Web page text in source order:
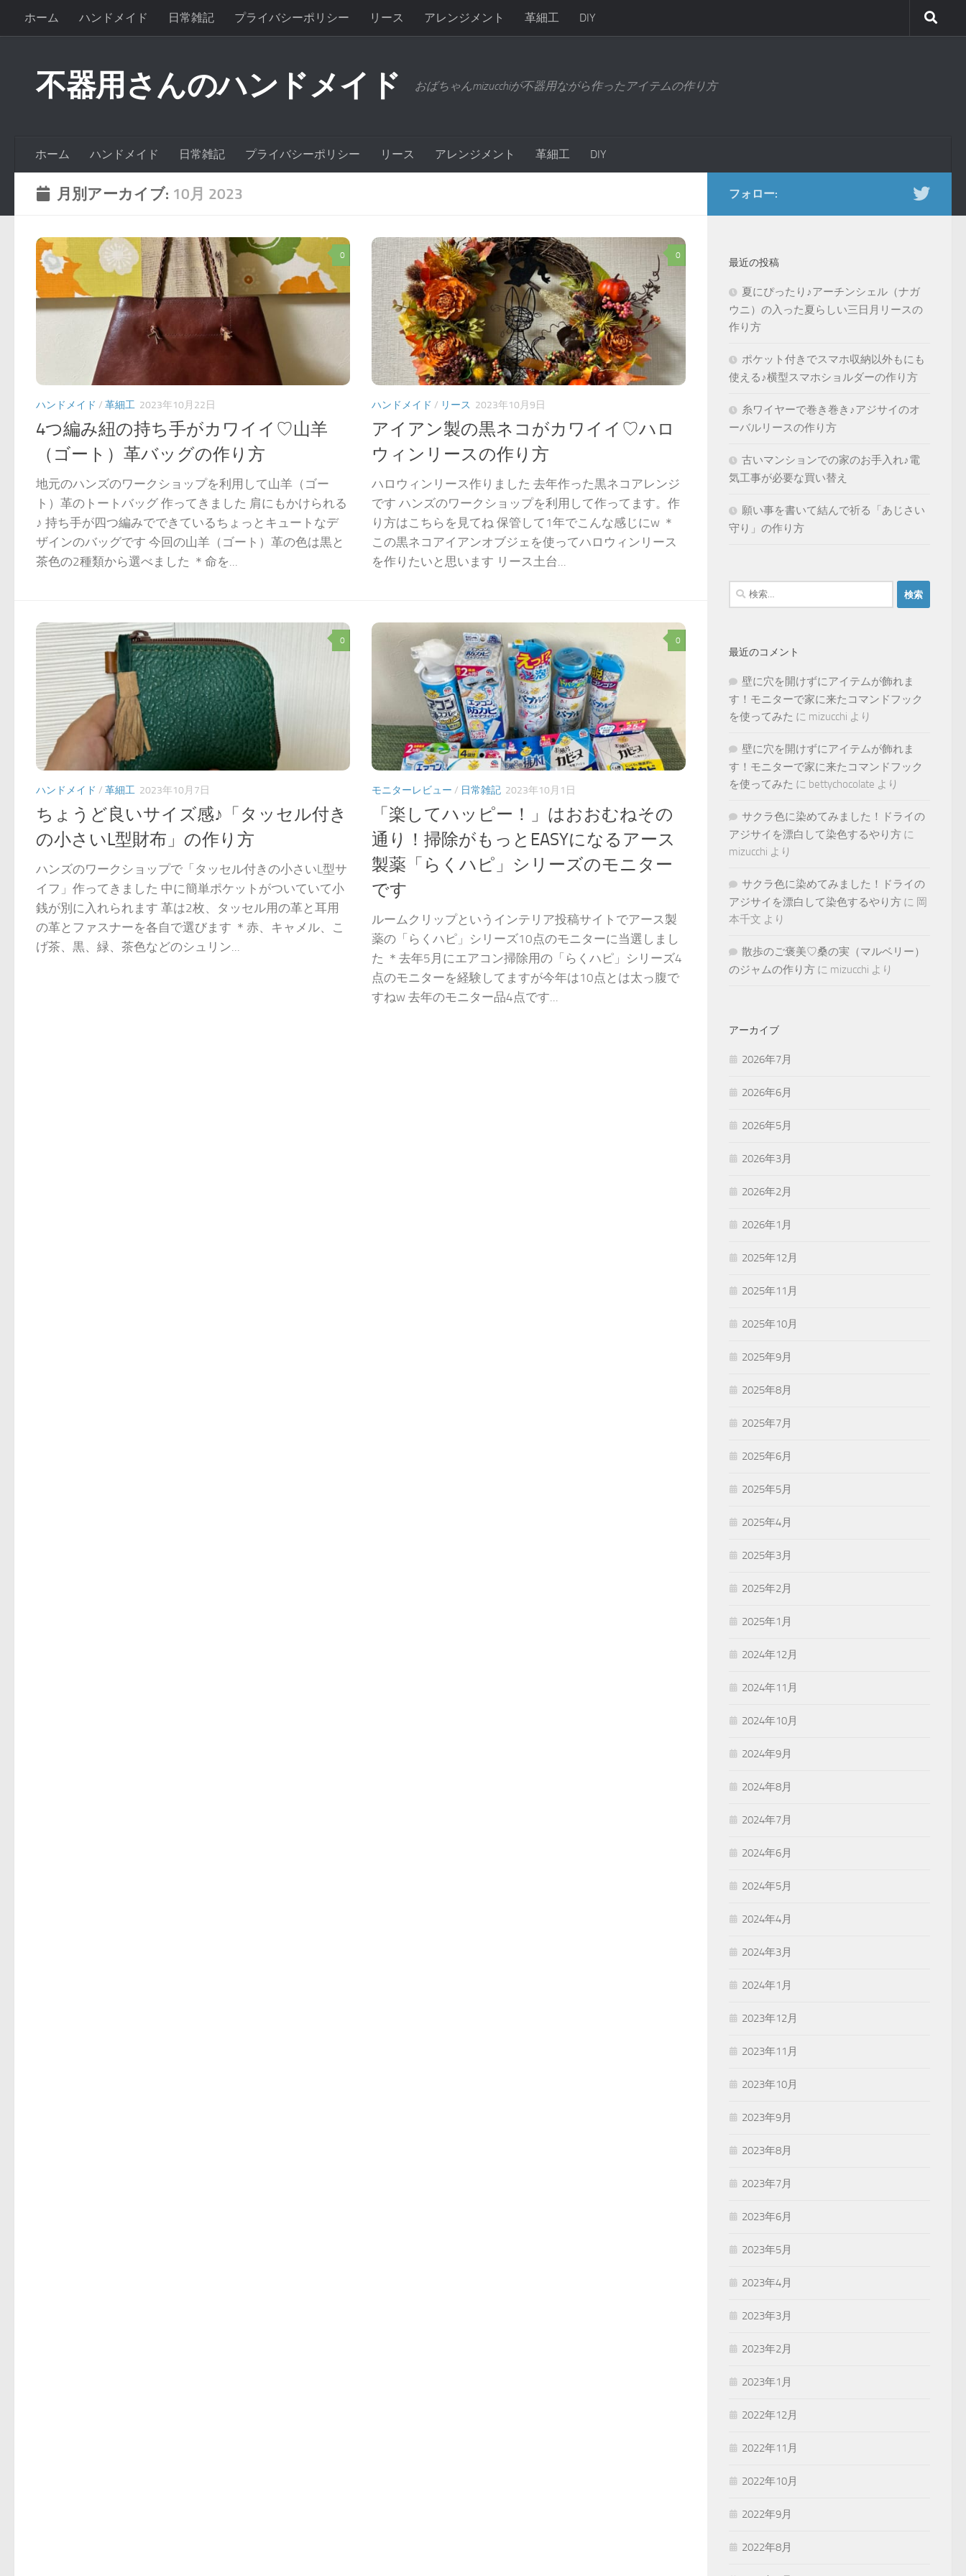
ホーム ハンドメイド 日常雑記 プライバシーポリシー リース アレンジメント 革細工 DIY
不器用さんのハンドメイド おばちゃんmizucchiが不器用ながら作ったアイテムの作り方
ホーム ハンドメイド 日常雑記 プライバシーポリシー リース アレンジメント 革細工 DIY
月別アーカイブ: 10月 2023
0
ハンドメイド / 革細工 2023年10月22日
4つ編み紐の持ち手がカワイイ♡山羊
（ゴート）革バッグの作り方
地元のハンズのワークショップを利用して山羊（ゴー
ト）革のトートバッグ 作ってきました 肩にもかけられる
♪ 持ち手が四つ編みでできているちょっとキュートなデ
ザインのバッグです 今回の山羊（ゴート）革の色は黒と
茶色の2種類から選べました ＊命を...
0
ハンドメイド / リース 2023年10月9日
アイアン製の黒ネコがカワイイ♡ハロ
ウィンリースの作り方
ハロウィンリース作りました 去年作った黒ネコアレンジ
です ハンズのワークショップを利用して作ってます。作
り方はこちらを見てね 保管して1年でこんな感じにw ＊
この黒ネコアイアンオブジェを使ってハロウィンリース
を作りたいと思います リース土台...
0
ハンドメイド / 革細工 2023年10月7日
ちょうど良いサイズ感♪「タッセル付き
の小さいL型財布」の作り方
ハンズのワークショップで「タッセル付きの小さいL型サ
イフ」作ってきました 中に簡単ポケットがついていて小
銭が別に入れられます 革は2枚、タッセル用の革と耳用
の革とファスナーを各自で選びます ＊赤、キャメル、こ
げ茶、黒、緑、茶色などのシュリン...
0
モニターレビュー / 日常雑記 2023年10月1日
「楽してハッピー！」はおおむねその
通り！掃除がもっとEASYになるアース
製薬「らくハピ」シリーズのモニター
です
ルームクリップというインテリア投稿サイトでアース製
薬の「らくハピ」シリーズ10点のモニターに当選しまし
た ＊去年5月にエアコン掃除用の「らくハピ」シリーズ4
点のモニターを経験してますが今年は10点とは太っ腹で
すねw 去年のモニター品4点です...
フォロー:
最近の投稿
夏にぴったり♪アーチンシェル（ナガ
ウニ）の入った夏らしい三日月リースの
作り方
ポケット付きでスマホ収納以外もにも
使える♪横型スマホショルダーの作り方
糸ワイヤーで巻き巻き♪アジサイのオ
ーバルリースの作り方
古いマンションでの家のお手入れ♪電
気工事が必要な買い替え
願い事を書いて結んで祈る「あじさい
守り」の作り方
検
索:
最近のコメント
壁に穴を開けずにアイテムが飾れま
す！モニターで家に来たコマンドフック
を使ってみた に mizucchi より
壁に穴を開けずにアイテムが飾れま
す！モニターで家に来たコマンドフック
を使ってみた に bettychocolate より
サクラ色に染めてみました！ドライの
アジサイを漂白して染色するやり方 に
mizucchi より
サクラ色に染めてみました！ドライの
アジサイを漂白して染色するやり方 に 岡
本千文 より
散歩のご褒美♡桑の実（マルベリー）
のジャムの作り方 に mizucchi より
アーカイブ
2026年7月
2026年6月
2026年5月
2026年3月
2026年2月
2026年1月
2025年12月
2025年11月
2025年10月
2025年9月
2025年8月
2025年7月
2025年6月
2025年5月
2025年4月
2025年3月
2025年2月
2025年1月
2024年12月
2024年11月
2024年10月
2024年9月
2024年8月
2024年7月
2024年6月
2024年5月
2024年4月
2024年3月
2024年1月
2023年12月
2023年11月
2023年10月
2023年9月
2023年8月
2023年7月
2023年6月
2023年5月
2023年4月
2023年3月
2023年2月
2023年1月
2022年12月
2022年11月
2022年10月
2022年9月
2022年8月